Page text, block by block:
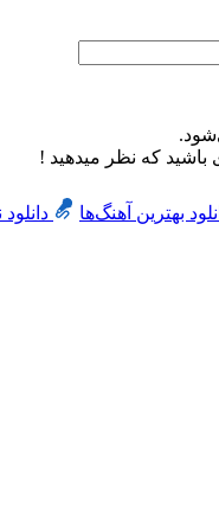
که نظر میدهید !
بهترین آهنگ‌ها